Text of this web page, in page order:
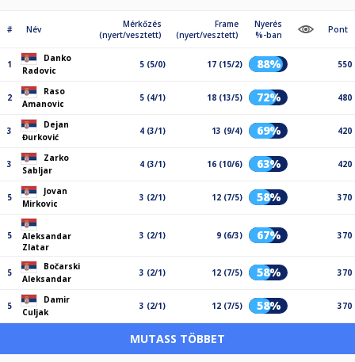
# Név
Mérkőzés
(nyert/vesztett)
Frame
(nyert/vesztett)
Nyerés
%-ban
Pont
1
Danko
Radovic
5 (5/0) 17 (15/2) 88% 550
2
Raso
Amanovic
5 (4/1) 18 (13/5) 72% 480
3
Dejan
Đurković
4 (3/1) 13 (9/4) 69% 420
3
Zarko
Sabljar
4 (3/1) 16 (10/6) 63% 420
5
Jovan
Mirkovic
3 (2/1) 12 (7/5) 58% 370
5
Aleksandar
Zlatar
3 (2/1) 9 (6/3) 67% 370
5
Bočarski
Aleksandar
3 (2/1) 12 (7/5) 58% 370
5
Damir
Culjak
3 (2/1) 12 (7/5) 58% 370
MUTASS TÖBBET